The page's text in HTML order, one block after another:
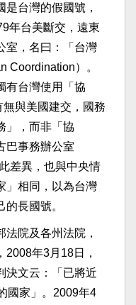
台灣的假國號，
年台美斷交，遠東
室，名曰：「台灣
Coordination）。
有台灣使用「協
與美國建交，國務
」，而非「協
巴事務辦公室
差異，也與中央情
」相同，以為台灣
長國號。
院及各州法院，
年3月18日，
決文云：「已將近
國家」。2009年4